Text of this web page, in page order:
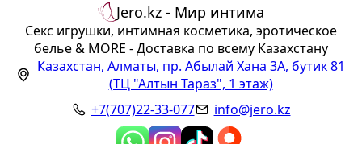
Jero.kz - Мир интима
Секс игрушки, интимная косметика, эротическое
белье & MORE - Доставка по всему Казахстану
Казахстан, Алматы, пр. Абылай Хана 3А, бутик 81
(ТЦ "Алтын Тараз", 1 этаж)
+7(707)22-33-077
info@jero.kz